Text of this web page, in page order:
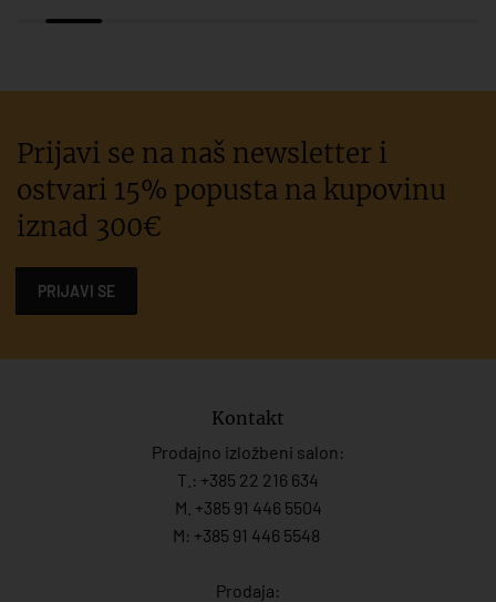
Prijavi se na naš newsletter i
ostvari 15% popusta na kupovinu
iznad 300€
PRIJAVI SE
Kontakt
Prodajno izložbeni salon:
T.: +385 22 216 634
M. +385 91 446 5504
M: +385 91 446 5548
Prodaja: